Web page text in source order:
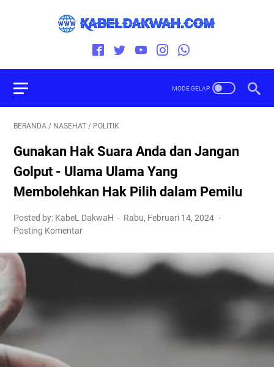
BERANDA / NASEHAT / POLITIK
Gunakan Hak Suara Anda dan Jangan
Golput - Ulama Ulama Yang
Membolehkan Hak Pilih dalam Pemilu
Posted by: KabeL DakwaH
Rabu, Februari 14, 2024
Posting Komentar